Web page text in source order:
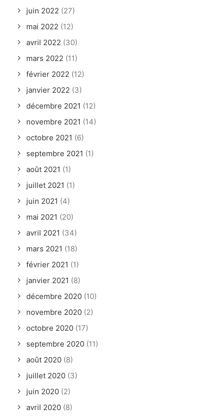
juin 2022 (27)
mai 2022 (12)
avril 2022 (30)
mars 2022 (11)
février 2022 (12)
janvier 2022 (3)
décembre 2021 (12)
novembre 2021 (14)
octobre 2021 (6)
septembre 2021 (1)
août 2021 (1)
juillet 2021 (1)
juin 2021 (4)
mai 2021 (20)
avril 2021 (34)
mars 2021 (18)
février 2021 (1)
janvier 2021 (8)
décembre 2020 (10)
novembre 2020 (2)
octobre 2020 (17)
septembre 2020 (11)
août 2020 (8)
juillet 2020 (3)
juin 2020 (2)
avril 2020 (8)